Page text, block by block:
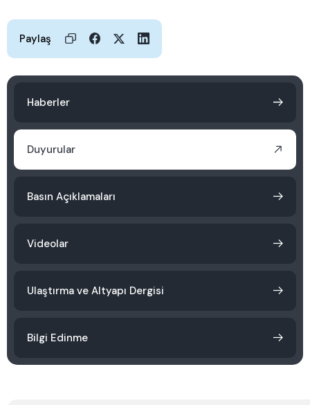
Haberler
Duyurular
Basın Açıklamaları
Videolar
Ulaştırma ve Altyapı Dergisi
Bilgi Edinme
Paylaş